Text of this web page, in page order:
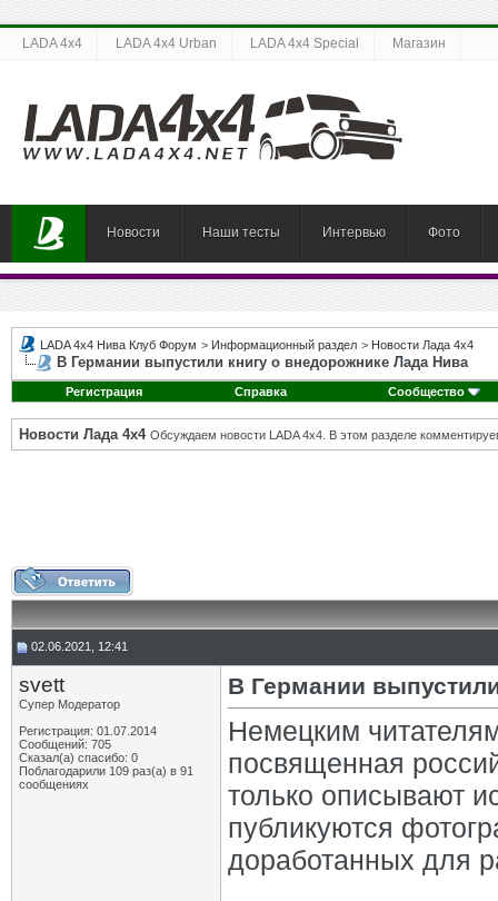
LADA 4x4 LADA 4x4 Urban LADA 4x4 Special Магазин
Новости Наши тесты Интервью Фото
LADA 4x4 Нива Клуб Форум > Информационный раздел > Новости Лада 4х4
В Германии выпустили книгу о внедорожнике Лада Нива
Регистрация Справка Сообщество
Новости Лада 4х4 Обсуждаем новости LADA 4x4. В этом разделе
02.06.2021, 12:41
svett
Супер Модератор
Регистрация: 01.07.2014
Сообщений: 705
Сказал(а) спасибо: 0
Поблагодарили 109 раз(а) в 91
сообщениях
В Германии
Немецким
посвященная
только описывают
публикуются
доработанных для